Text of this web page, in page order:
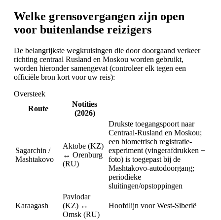
Welke grensovergangen zijn open
voor buitenlandse reizigers
De belangrijkste wegkruisingen die door doorgaand verkeer
richting centraal Rusland en Moskou worden gebruikt,
worden hieronder samengevat (controleer elk tegen een
officiële bron kort voor uw reis):
Oversteek
Route
Notities
(2026)
Sagarchin /
Mashtakovo
Aktobe (KZ)
↔ Orenburg
(RU)
Drukste toegangspoort naar
Centraal-Rusland en Moskou;
een biometrisch registratie-
experiment (vingerafdrukken +
foto) is toegepast bij de
Mashtakovo-autodoorgang;
periodieke
sluitingen/opstoppingen
Karaagash
Pavlodar
(KZ) ↔
Omsk (RU)
Hoofdlijn voor West-Siberië